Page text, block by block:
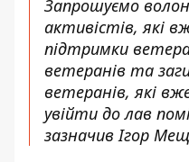
Запрошуємо
активістів, які
підтримки
ветеранів та
ветеранів, які
увійти до лав
зазначив Ігор